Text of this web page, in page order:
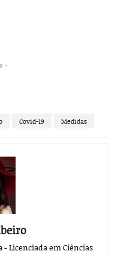
-
Covid-19 Medidas
Licenciada em Ciências